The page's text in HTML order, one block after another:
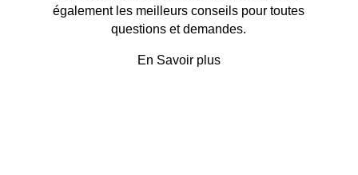
également les meilleurs conseils pour toutes
questions et demandes.
En Savoir plus